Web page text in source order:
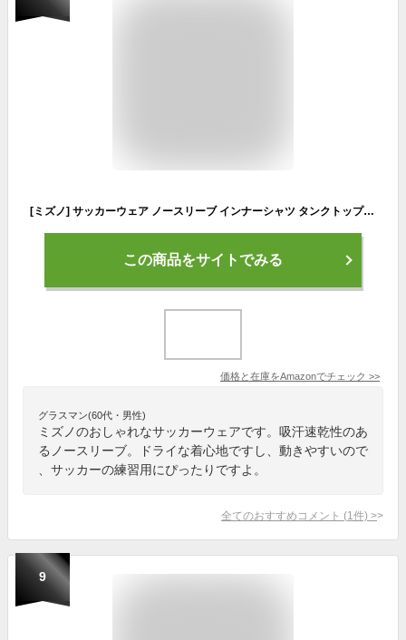
[ミズノ] サッカーウェア ノースリーブ インナーシャツ タンクトップ 吸汗速乾 ドライ 細身 ゲーム 練習着 男女兼用 サーフブルー/シルバー 150
この商品をサイトでみる
価格と在庫をAmazonでチェック >>
グラスマン(60代・男性)
ミズノのおしゃれなサッカーウェアです。吸汗速乾性のあ
るノースリーブ。ドライな着心地ですし、動きやすいので
、サッカーの練習用にぴったりですよ。
全てのおすすめコメント (1 件) >
9